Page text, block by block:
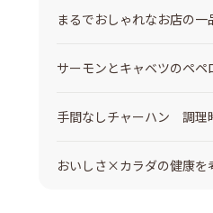
まるでおしゃれなお店の
サーモンとキャベツのペ
手間なしチャーハン 調理
おいしさ×カラダの健康